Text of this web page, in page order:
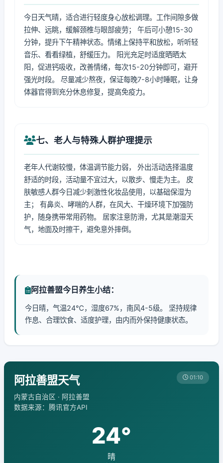
今日天气晴，适合进行轻度身心放松调理。工作间隙多做
拉伸、远眺，缓解颈椎与眼部疲劳； 午后可小憩15-30
分钟，提升下午精神状态。情绪上保持平和放松，听听轻
音乐、看看绿植，舒缓压力。 阳光充足时适度晒晒太
阳，促进钙吸收，改善情绪，每次15-20分钟即可，避开
强光时段。 尽量减少熬夜，保证每晚7-8小时睡眠，让身
体器官得到充分休息修复，提高免疫力。
七、老人与特殊人群护理提示
老年人代谢较慢，体温调节能力弱， 外出活动选择温度
舒适的时段，活动量不宜过大，以散步、慢走为主。 皮
肤敏感人群今日减少刺激性化妆品使用，以基础保湿为
主； 有鼻炎、哮喘的人群，在风大、干燥环境下加强防
护，随身携带常用药物。 居家注意防滑，尤其是潮湿天
气，地面及时擦干，避免意外摔倒。
阿拉善盟今日养生小结：
今日晴，气温24℃，湿度67%，南风4-5级。 坚持规律
作息、合理饮食、适度护理，由内而外保持健康状态。
阿拉善盟天气
内蒙古自治区 · 阿拉善盟
数据来源：腾讯官方API
01:10
24°
晴